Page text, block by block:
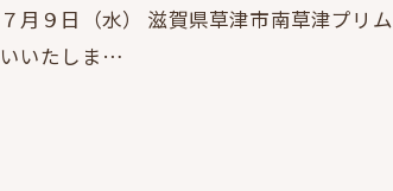
７月９日（水） 滋賀県草津市南草津プリ
いいたしま…